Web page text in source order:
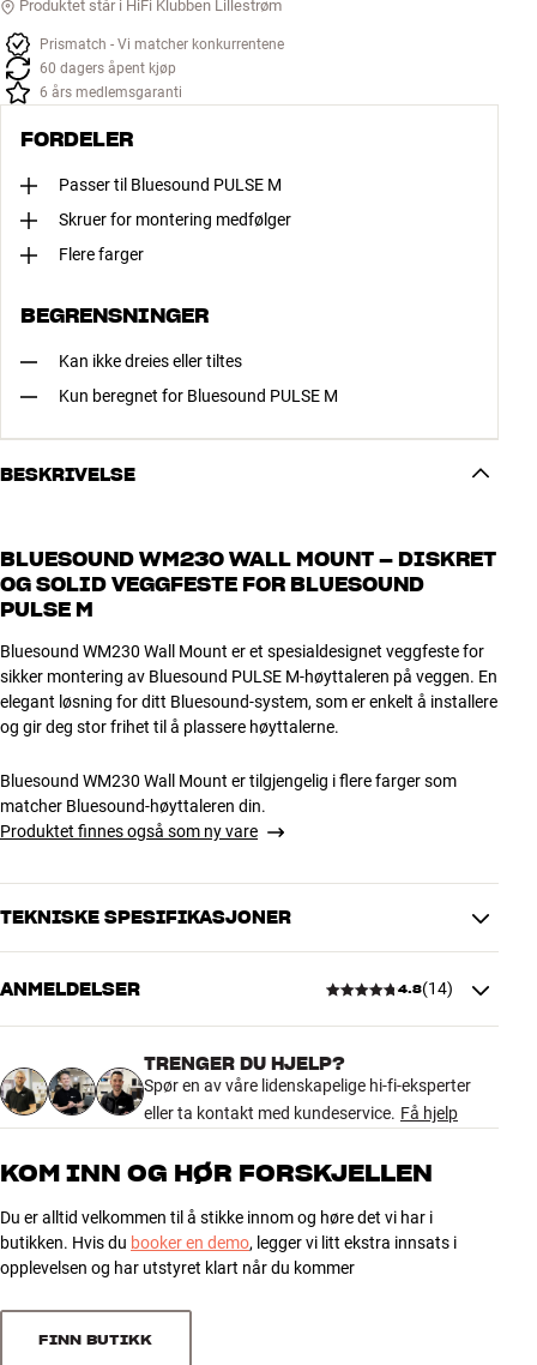
Produktet står i HiFi Klubben Lillestrøm
Prismatch - Vi matcher konkurrentene
60 dagers åpent kjøp
6 års medlemsgaranti
FORDELER
Passer til Bluesound PULSE M
Skruer for montering medfølger
Flere farger
BEGRENSNINGER
Kan ikke dreies eller tiltes
Kun beregnet for Bluesound PULSE M
BESKRIVELSE
BLUESOUND WM230 WALL MOUNT – DISKRET
OG SOLID VEGGFESTE FOR BLUESOUND
PULSE M
Bluesound WM230 Wall Mount er et spesialdesignet veggfeste for
sikker montering av Bluesound PULSE M-høyttaleren på veggen. En
elegant løsning for ditt Bluesound-system, som er enkelt å installere
og gir deg stor frihet til å plassere høyttalerne.
Bluesound WM230 Wall Mount er tilgjengelig i flere farger som
matcher Bluesound-høyttaleren din.
Produktet finnes også som ny vare
TEKNISKE SPESIFIKASJONER
YTELSE
Forlengerkabel inkludert Nei
GENERELLE EGENSKAPER
Veggfeste for Bluesound PULSE M
Mål: 13,5 x 15,1 cm (H x D)
ANMELDELSER 4.8(14)
4.8
5
4
TRENGER DU HJELP?
Spør en av våre lidenskapelige hi-fi-eksperter
eller ta kontakt med kundeservice. Få hjelp
KOM INN OG HØR FORSKJELLEN
Du er alltid velkommen til å stikke innom og høre det vi har i
butikken. Hvis du booker en demo, legger vi litt ekstra innsats i
opplevelsen og har utstyret klart når du kommer
FINN BUTIKK